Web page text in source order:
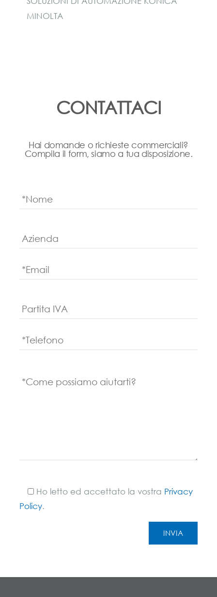
MINOLTA
CONTATTACI
Hai domande o richieste commerciali?
Compila il form, siamo a tua disposizione.
Ho letto ed accettato la vostra Privacy
Policy.